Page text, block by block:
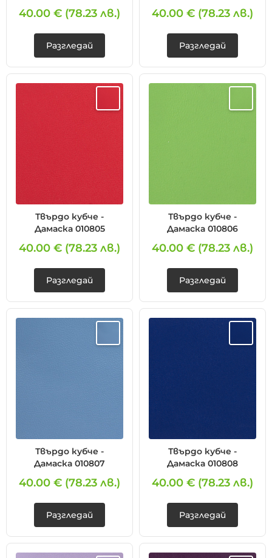
40.00 € (78.23 лв.)
Разгледай
40.00 € (78.23 лв.)
Разгледай
Твърдо кубче -
Дамаска 010805
40.00 € (78.23 лв.)
Разгледай
Твърдо кубче -
Дамаска 010806
40.00 € (78.23 лв.)
Разгледай
Твърдо кубче -
Дамаска 010807
40.00 € (78.23 лв.)
Разгледай
Твърдо кубче -
Дамаска 010808
40.00 € (78.23 лв.)
Разгледай
❌ Няма да виждаш персонални оферти
❌ Няма да получиш специални отстъпки
❌ Сайтът няма да помни избора ти